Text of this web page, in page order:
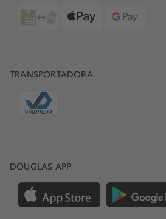
TRANSPORTADORA
DOUGLAS APP